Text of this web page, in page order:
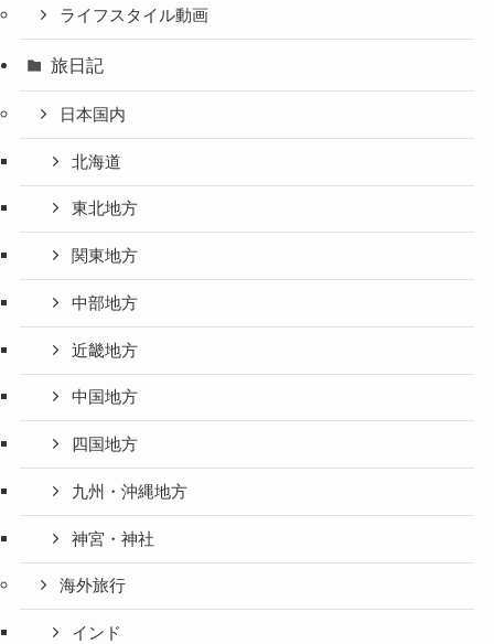
ライフスタイル動画
旅日記
日本国内
北海道
東北地方
関東地方
中部地方
近畿地方
中国地方
四国地方
九州・沖縄地方
神宮・神社
海外旅行
インド